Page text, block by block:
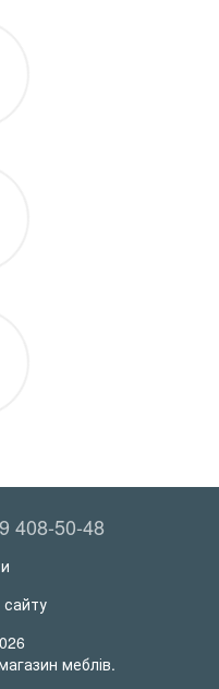
408-50-48
сайту
меблів.